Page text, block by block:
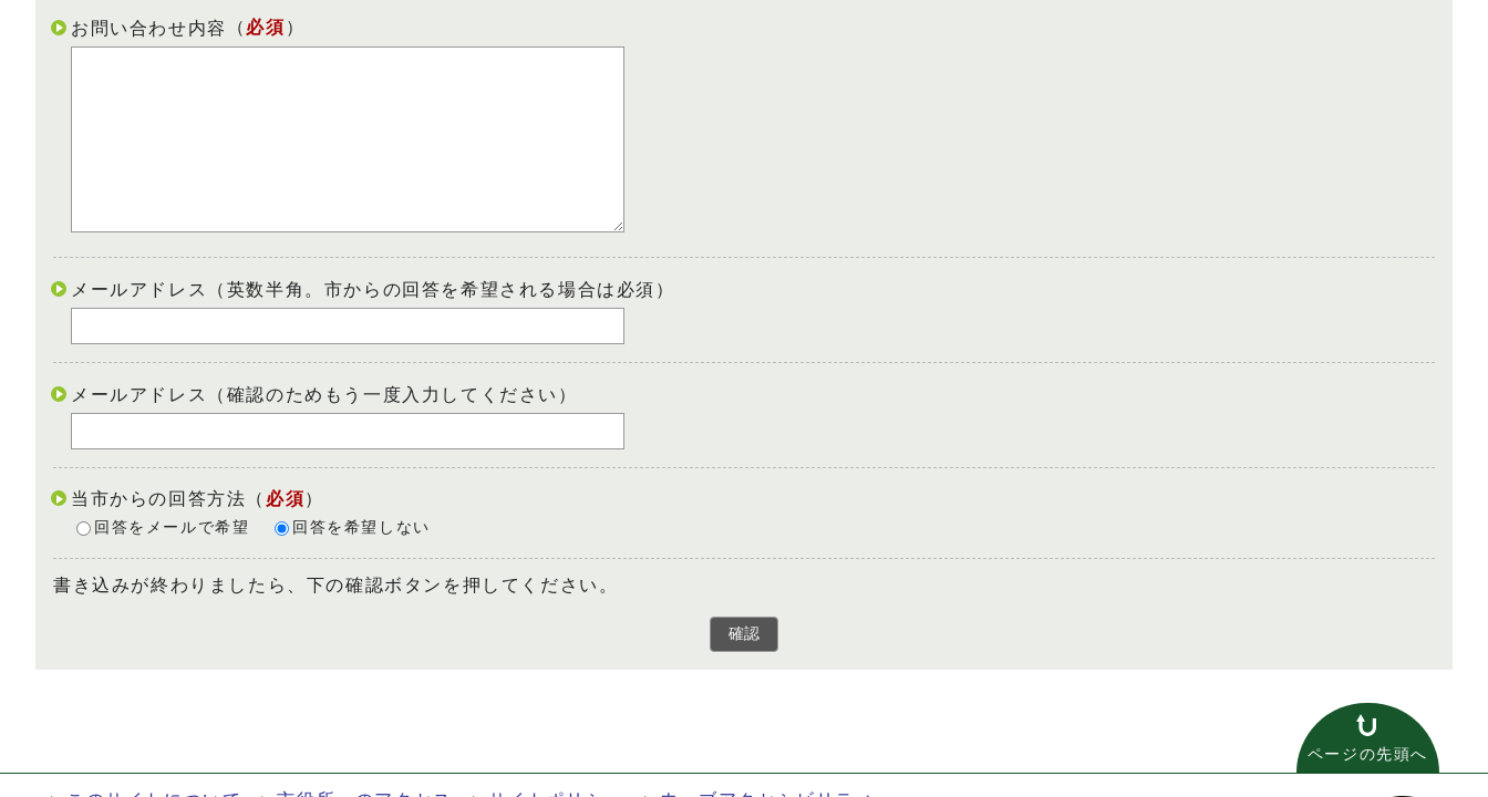
お問い合わせ内容 （ 必須 ）
メールアドレス（英数半角。市からの回答を希望される場合は必須）
メールアドレス（確認のためもう一度入力してください）
当市からの回答方法 （ 必須）
回答をメールで希望 回答を希望しない
書き込みが終わりましたら、下の確認ボタンを押してください。
確認
ページの先頭へ